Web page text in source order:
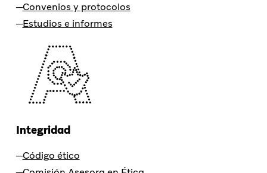
Convenios y protocolos
Estudios e informes
Integridad
Código ético